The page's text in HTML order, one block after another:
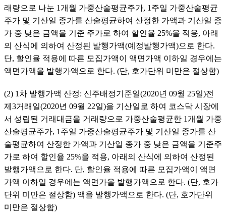
래량으로 나눈 1개월 가중산술평균주가, 1주일 가중산술평균
주가 및 기산일 종가를 산술평균하여 산정한 가액과 기산일 종
가 중 낮은 금액을 기준 주가로 하여 할인율 25%을 적용, 아래
의 산식에 의하여 산정된 발행가액(예정발행가액)으로 한다.
단, 할인율 적용에 따른 모집가액이 액면가액 이하일 경우에는
액면가액을 발행가액으로 한다. (단, 호가단위 미만은 절상함)
(2) 1차 발행가액 산정: 신주배정기준일(2020년 09월 25일)전
제3거래일(2020년 09월 22일)을 기산일로 하여 코스닥 시장에
서 성립된 거래대금을 거래량으로 가중산술평균한 1개월 가중
산술평균주가, 1주일 가중산술평균주가 및 기산일 종가를 산
술평균하여 산정한 가액과 기산일 종가 중 낮은 금액을 기준주
가로 하여 할인율 25%을 적용, 아래의 산식에 의하여 산정된
발행가액으로 한다. 단, 할인율 적용에 따른 모집가액이 액면
가액 이하일 경우에는 액면가을 발행가액으로 한다. (단, 호가
단위 미만은 절상함) 액을 발행가액으로 한다. (단, 호가단위
미만은 절상함)